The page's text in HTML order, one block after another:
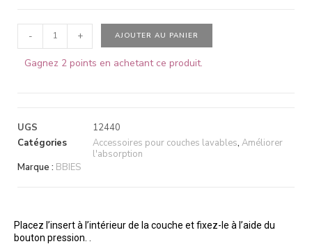
- + AJOUTER AU PANIER
Gagnez 2 points en achetant ce produit.
UGS
12440
Catégories
Accessoires pour couches lavables, Améliorer
l'absorption
Marque : BBIES
Placez l’insert à l’intérieur de la couche et fixez-le à l’aide du
bouton pression. .